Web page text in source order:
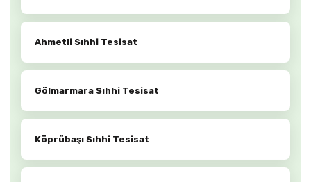
Ahmetli Sıhhi Tesisat
Gölmarmara Sıhhi Tesisat
Köprübaşı Sıhhi Tesisat